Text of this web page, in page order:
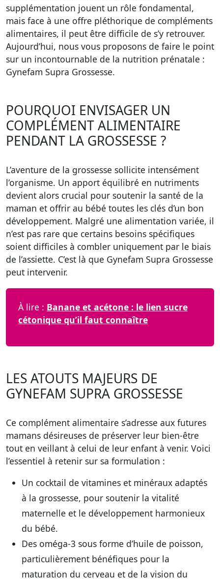
supplémentation jouent un rôle fondamental,
mais face à une offre pléthorique de compléments
alimentaires, il peut être difficile de s’y retrouver.
Aujourd’hui, nous vous proposons de faire le point
sur un incontournable de la nutrition prénatale :
Gynefam Supra Grossesse.
POURQUOI ENVISAGER UN
COMPLÉMENT ALIMENTAIRE
PENDANT LA GROSSESSE ?
L’aventure de la grossesse sollicite intensément
l’organisme. Un apport équilibré en nutriments
devient alors crucial pour soutenir la santé de la
maman et offrir au bébé toutes les clés d’un bon
développement. Malgré une alimentation variée, il
n’est pas rare que certains besoins spécifiques
soient difficiles à combler uniquement par le biais
de l’assiette. C’est là que Gynefam Supra Grossesse
peut intervenir.
À lire : Banane et acétone : le lien sucre
cétonique qu’il faut connaître
LES ATOUTS MAJEURS DE
GYNEFAM SUPRA GROSSESSE
Ce complément alimentaire s’adresse aux futures
mamans désireuses de préserver leur bien-être
tout en veillant à celui de leur enfant à venir. Voici
l’essentiel à retenir sur sa formulation :
Un cocktail de vitamines et minéraux adaptés
à la grossesse, pour soutenir la vitalité
maternelle et le développement harmonieux
du bébé.
Des oméga-3 sous forme d’huile de poisson,
particulièrement bénéfiques pour la
maturation du cerveau et de la vision du